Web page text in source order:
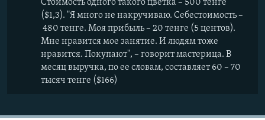
Стоимость одного такого цветка – 500 тенге
($1,3). "Я много не накручиваю. Себестоимость –
480 тенге. Моя прибыль – 20 тенге (5 центов).
Мне нравится мое занятие. И людям тоже
нравится. Покупают", – говорит мастерица. В
месяц выручка, по ее словам, составляет 60 – 70
тысяч тенге ($166)